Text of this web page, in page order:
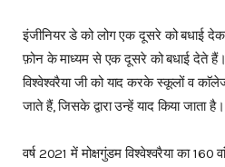
इंजीनियर डे को लोग एक दूसरे को बधाई
फ़ोन के माध्यम से एक दूसरे को बधाई देते
विश्वेश्वरैया जी को याद करके स्कूलों व
जाते हैं, जिसके द्वारा उन्हें याद किया जाता है।
वर्ष 2021 में मोक्षगुंडम विश्वेश्वरैया का